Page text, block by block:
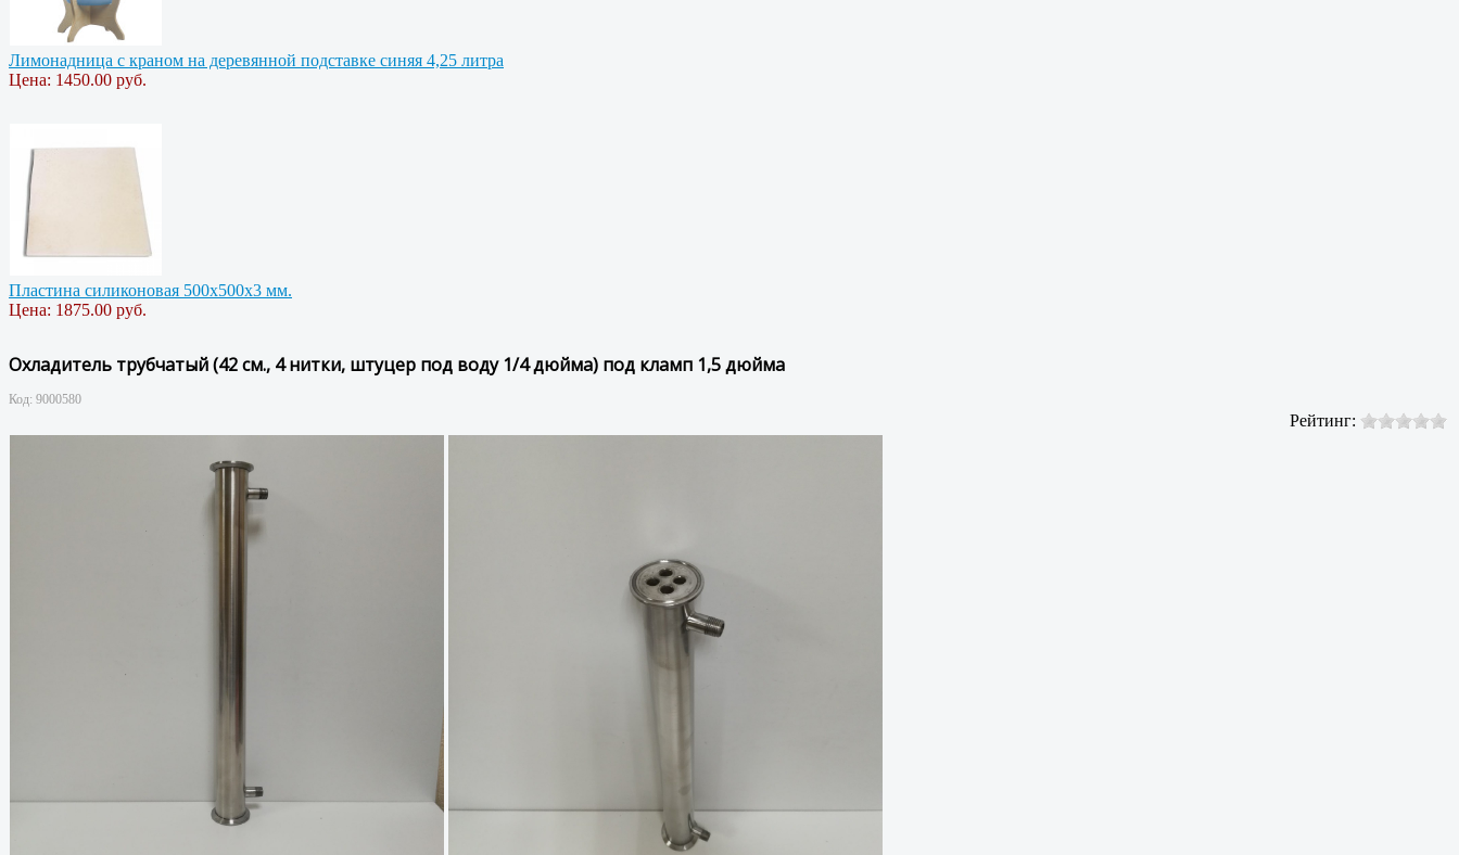
Лимонадница с краном на деревянной подставке синяя 4,25 литра
Цена: 1450.00 руб.
Пластина силиконовая 500х500х3 мм.
Цена: 1875.00 руб.
Охладитель трубчатый (42 см., 4 нитки, штуцер под воду 1/4 дюйма) под кламп 1,5 дюйма
Код: 9000580
Рейтинг: